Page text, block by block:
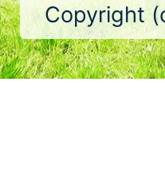
Copyright